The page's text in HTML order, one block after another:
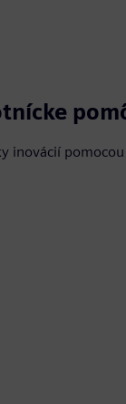
inovácií